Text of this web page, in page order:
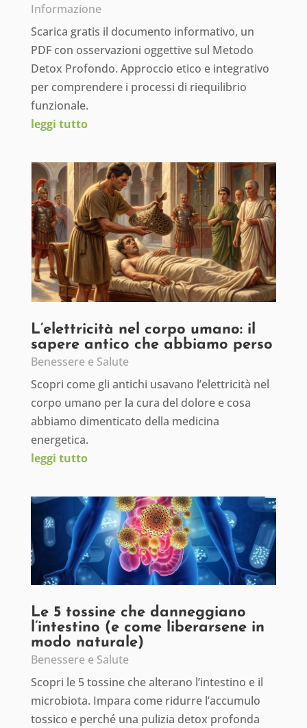
Informazione
Scarica gratis il documento informativo, un
PDF con osservazioni oggettive sul Metodo
Detox Profondo. Approccio etico e integrativo
per comprendere i processi di riequilibrio
funzionale.
leggi tutto
L’elettricità nel corpo umano: il
sapere antico che abbiamo perso
Benessere e Salute
Scopri come gli antichi usavano l’elettricità nel
corpo umano per la cura del dolore e cosa
abbiamo dimenticato della medicina
energetica.
leggi tutto
Le 5 tossine che danneggiano
l’intestino (e come liberarsene in
modo naturale)
Benessere e Salute
Scopri le 5 tossine che alterano l’intestino e il
microbiota. Impara come ridurre l’accumulo
tossico e perché una pulizia detox profonda